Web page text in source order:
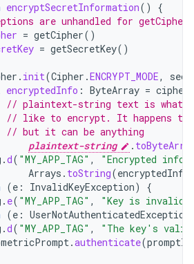
encryptSecretInformation()
{
are unhandled for
= getCipher()
= getSecretKey()
. init(Cipher .ENCRYPT_MODE,
encryptedInfo : ByteArray = cipher
// plaintext-string text is
// like to encrypt. It happens to
// but it can be anything
plaintext-string
.
.d( "MY_APP_TAG" ,
"Encrypted
Arrays . toString(encryptedInfo
(e : InvalidKeyException)
{
. e( "MY_APP_TAG" ,
"Key is
(e : UserNotAuthenticatedException
.d( "MY_APP_TAG" ,
"The key's
.authenticate(